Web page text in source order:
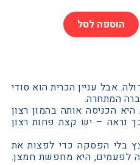
הוספה לסל
אבל עניין הכרית הוא סודי
המתחרה.
הכניסה אותה בהמון רצון
נראה – יש קצת פחות רצון
בלי הפסקה כדי לפצות את
לפעמים, היא מחפשת חמצן.